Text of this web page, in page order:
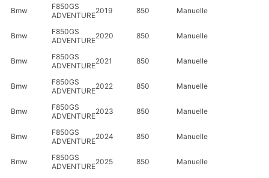
Bmw
F850GS
ADVENTURE2019 850 Manuelle
Bmw
F850GS
ADVENTURE2020 850 Manuelle
Bmw
F850GS
ADVENTURE2021 850 Manuelle
Bmw
F850GS
ADVENTURE2022 850 Manuelle
Bmw
F850GS
ADVENTURE2023 850 Manuelle
Bmw
F850GS
ADVENTURE2024 850 Manuelle
Bmw
F850GS
ADVENTURE2025 850 Manuelle